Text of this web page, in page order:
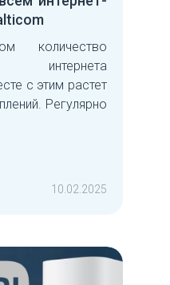
количество
интернета
с этим растет
Регулярно
10.02.2025